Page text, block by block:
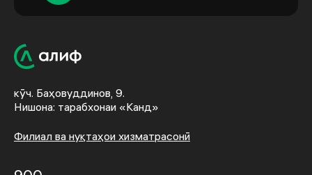
кӯч. Баҳовуддинов, 9.
Нишона: тарабхонаи «Канд»
Филиал ва нуқтаҳои хизматрасонӣ